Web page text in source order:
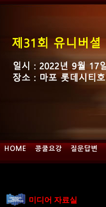
HOME 콩쿨요강 질문답변
미디어 자료실